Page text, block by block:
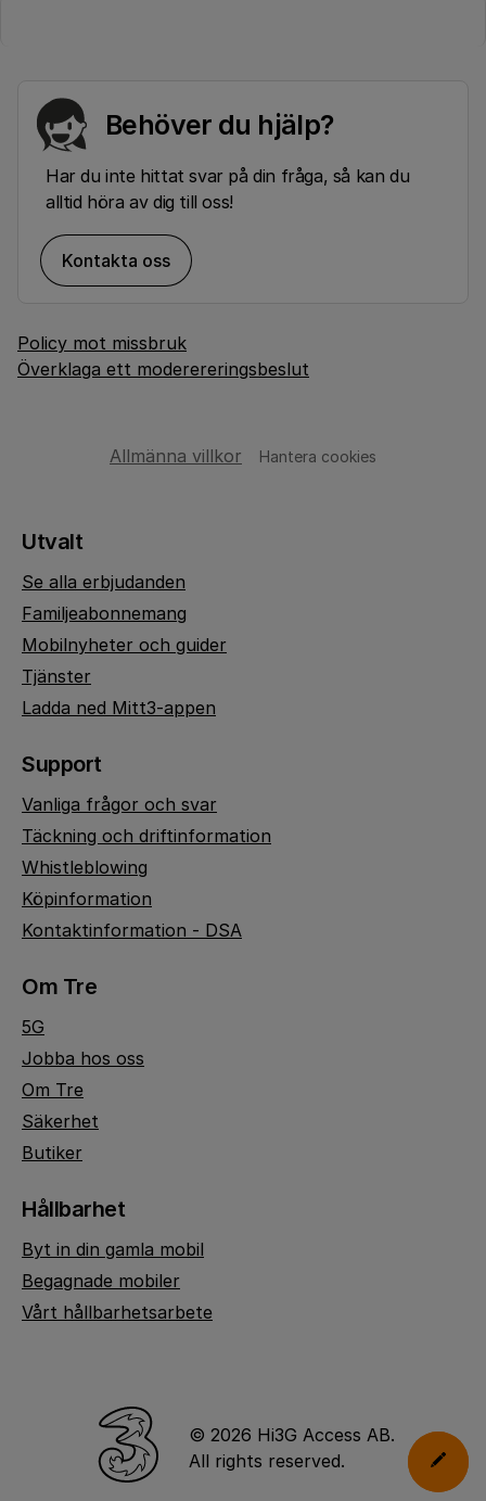
Behöver du hjälp?
Har du inte hittat svar på din fråga, så kan du
alltid höra av dig till oss!
Kontakta oss
Policy mot missbruk
Överklaga ett moderereringsbeslut
Allmänna villkor Hantera cookies
Utvalt
Se alla erbjudanden
Familjeabonnemang
Mobilnyheter och guider
Tjänster
Ladda ned Mitt3-appen
Support
Vanliga frågor och svar
Täckning och driftinformation
Whistleblowing
Köpinformation
Kontaktinformation - DSA
Om Tre
5G
Jobba hos oss
Om Tre
Säkerhet
Butiker
Hållbarhet
Byt in din gamla mobil
Begagnade mobiler
Vårt hållbarhetsarbete
© 2026 Hi3G Access AB.
All rights reserved.